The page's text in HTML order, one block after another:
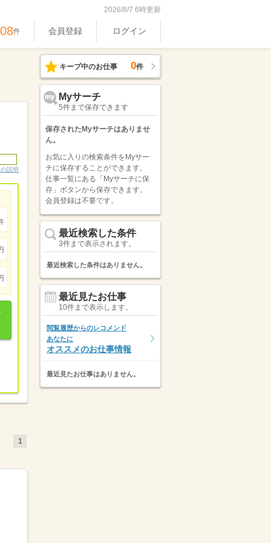
2026/8/7 6時更新
件 会員登録 ログイン
説明
1
キープ中のお仕事 0件
Myサーチ
5件まで保存できます
保存されたMyサーチはありませ
ん。
お気に入りの検索条件をMyサー
チに保存することができます。
仕事一覧にある「Myサーチに保
存」ボタンから保存できます。
会員登録は不要です。
最近検索した条件
3件まで表示されます。
最近検索した条件はありません。
最近見たお仕事
10件まで表示します。
閲覧履歴からのレコメンド
あなたに
オススメのお仕事情報
最近見たお仕事はありません。